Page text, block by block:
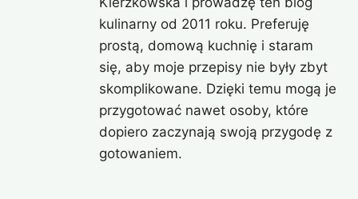
kulinarny od 2011 roku. Preferuję
prostą, domową kuchnię i staram
się, aby moje przepisy nie były zbyt
skomplikowane. Dzięki temu mogą je
przygotować nawet osoby, które
dopiero zaczynają swoją przygodę z
gotowaniem.